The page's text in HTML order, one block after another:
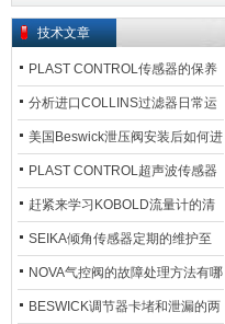
技术文章
PLAST CONTROL传感器的保养
方法
分析进口COLLINS过滤器日常运
行排污步骤
美国Beswick泄压阀安装后如何进
行调试?
PLAST CONTROL超声波传感器
工作原理了解吗？
赶紧来学习KOBOLD流量计的清
洗流程吧
SEIKA倾角传感器定期的维护至
关重要
NOVA气控阀的故障处理方法有哪
些？
BESWICK调节器卡堵和泄漏的两